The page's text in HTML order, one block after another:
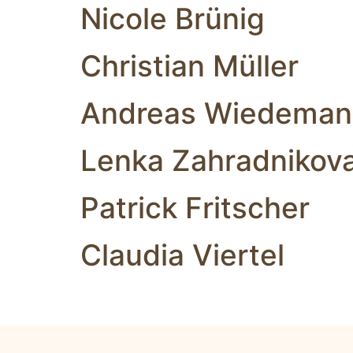
Nicole Brünig
Christian Müller
Andreas
Lenka
Patrick Fritscher
Claudia Viertel